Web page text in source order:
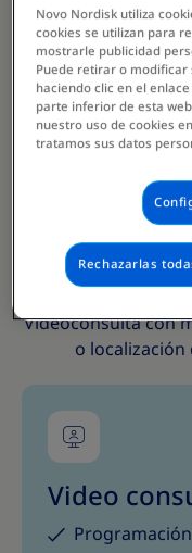
Un
obesidad
Videoconsulta con
o localización
Video
Novo Nordisk utiliza
cookies se utilizan para
mostrarle publicidad
Puede retirar o
haciendo clic en el
parte inferior de esta
nuestro uso de cookies
tratamos sus datos
Rechazarlas